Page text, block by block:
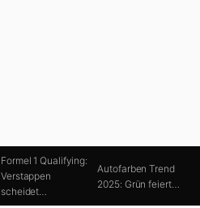
Formel 1 Qualifying:
Verstappen
scheidet…
Autofarben Trend
2025: Grün feiert…